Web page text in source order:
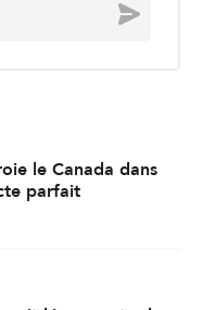
Envoyer
le Canada dans
parfait